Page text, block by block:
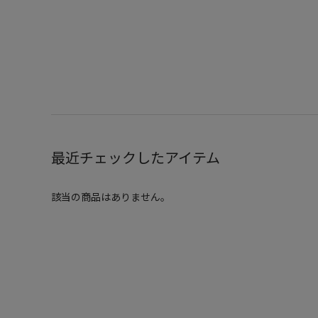
最近チェックしたアイテム
該当の商品はありません。